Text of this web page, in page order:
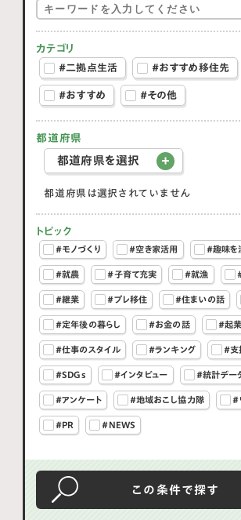
カテゴリ
#二拠点生活
#おすすめ移住先
#おすすめ #その他
都道府県
都道府県を選択
都道府県は選択されていません
トピック
#モノづくり #空き家活用 #趣味を
#就農 #子育て充実 #就漁
#継業 #プレ移住 #住まいの話
#定年後の暮らし #お金の話 #起業
#仕事のスタイル #ランキング #支
#SDGs #インタビュー #統計デー
#アンケート #地域おこし協力隊 #
#PR #NEWS
この条件で探す